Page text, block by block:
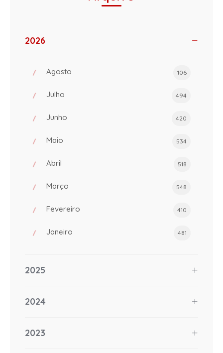
2026
Agosto 106
Julho 494
Junho 420
Maio 534
Abril 518
Março 548
Fevereiro 410
Janeiro 481
2025
2024
2023